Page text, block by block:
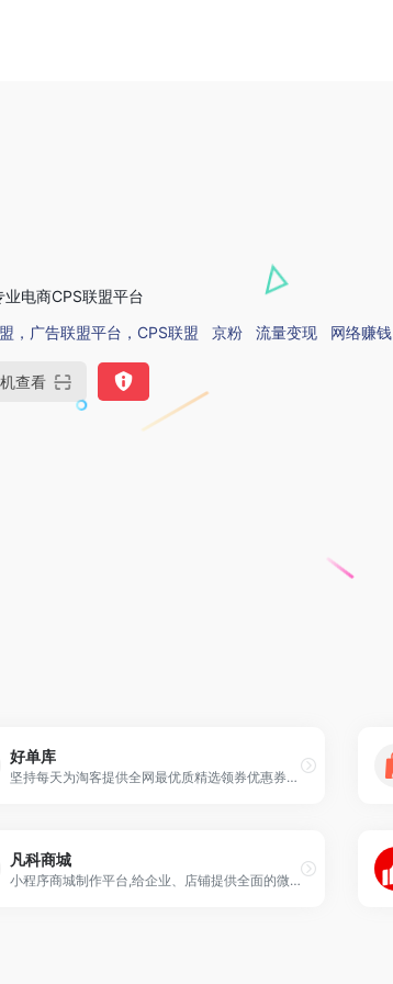
电商CPS联盟平台
，广告联盟平台，CPS联盟 京粉 流量变现 网络赚钱
查看
好单库
坚持每天为淘客提供全网最优质精选领券优惠券信息,全天实时直播独家给力一手单,找好单就上好单库选品, 蜂客联盟旗下商品库打造最大淘客联盟商品库
凡科商城
小程序商城制作平台,给企业、店铺提供全面的微信小程序商城、微商城开发服务,同时也提供微商城、微信商城的搭建服务,企业商家可以通过各种小程序商城模板或微商城模板来搭建自营商城。